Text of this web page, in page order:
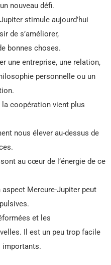
nouveau défi.
stimule aujourd’hui
de s’améliorer,
bonnes choses.
une entreprise, une relation,
personnelle ou un
la coopération vient plus
nous élever au-dessus de
au cœur de l’énergie de ce
Mercure-Jupiter peut
et les
Il est un peu trop facile
importants.